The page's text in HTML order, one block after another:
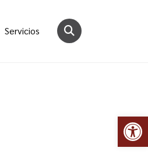
Servicios